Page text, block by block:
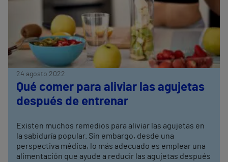
24 agosto 2022
Qué comer para aliviar las agujetas
después de entrenar
Existen muchos remedios para aliviar las agujetas en
la sabiduría popular. Sin embargo, desde una
perspectiva médica, lo más adecuado es emplear una
alimentación que ayude a reducir las agujetas después